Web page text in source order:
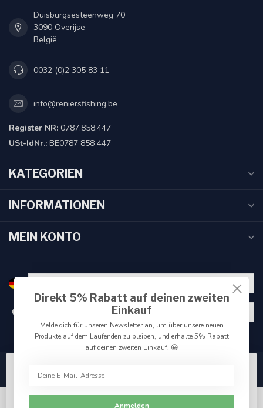
Duisburgsesteenweg 70
3090 Overijse
België
0032 (0)2 305 83 11
info@reniersfishing.be
Register NR: 0787.858.447
USt-IdNr.: BE0787 858 447
KATEGORIEN
INFORMATIONEN
MEIN KONTO
€
Verwendung von Cookies, um das beste Seitenerlebnis
Direkt 5% Rabatt auf deinen zweiten
Einkauf
Melde dich für unseren Newsletter an, um über unsere neuen
Produkte auf dem Laufenden zu bleiben, und erhalte 5% Rabatt
auf deinen zweiten Einkauf! 😀
Anmelden